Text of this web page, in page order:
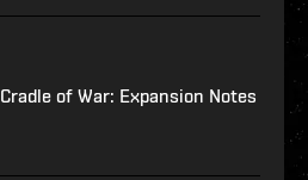
Cradle of War: Expansion Notes